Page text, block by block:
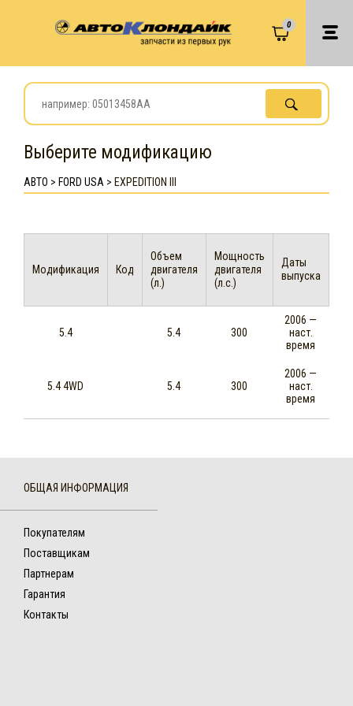
0
Выберите модификацию
АВТО > FORD USA > EXPEDITION III
Модификация Код
Объем
двигателя
(л.)
Мощность
двигателя
(л.с.)
Даты
выпуска
5.4 5.4 300
2006 —
наст.
время
5.4 4WD 5.4 300
2006 —
наст.
время
ОБЩАЯ ИНФОРМАЦИЯ
Покупателям
Поставщикам
Партнерам
Гарантия
Контакты